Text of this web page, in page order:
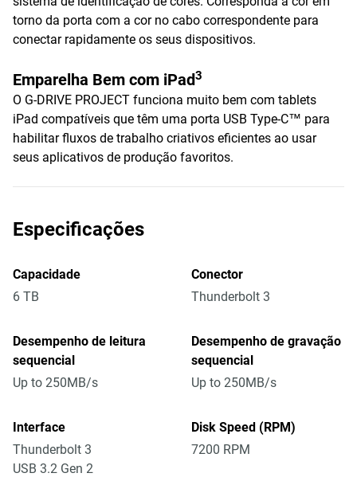
torno da porta com a cor no cabo correspondente para
conectar rapidamente os seus dispositivos.
Emparelha Bem com iPad3
O G-DRIVE PROJECT funciona muito bem com tablets
iPad compatíveis que têm uma porta USB Type-C™ para
habilitar fluxos de trabalho criativos eficientes ao usar
seus aplicativos de produção favoritos.
Especificações
Capacidade
6 TB
Conector
Thunderbolt 3
Desempenho de leitura
sequencial
Up to 250MB/s
Desempenho de gravação
sequencial
Up to 250MB/s
Interface
Thunderbolt 3
USB 3.2 Gen 2
Disk Speed (RPM)
7200 RPM